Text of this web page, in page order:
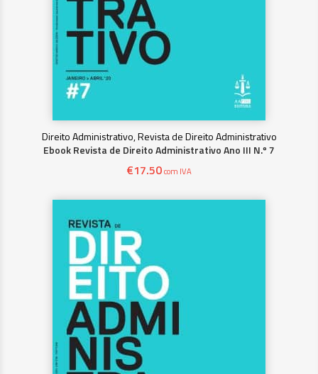
Direito Administrativo, Revista de Direito Administrativo
Ebook Revista de Direito Administrativo Ano III N.º 7
€17.50com IVA